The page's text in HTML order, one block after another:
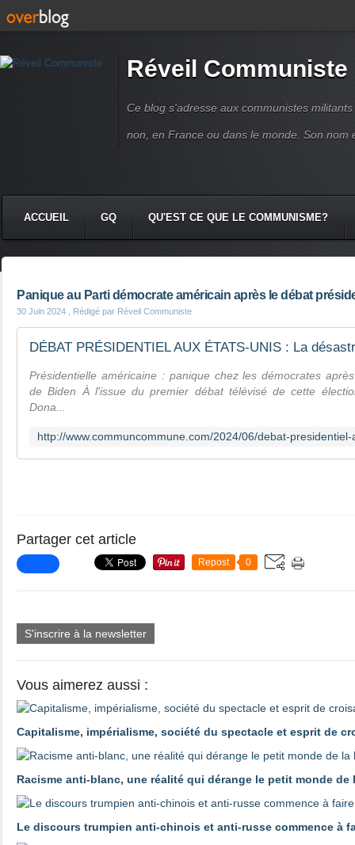
Réveil Communiste
Ce blog s'adresse aux communistes
non, en France ou dans le monde. Son nom
ACCUEIL GQ QU'EST CE QUE LE COMMUNISME?
Panique au Parti démocrate américain après le débat
30 Juin 2024 , Rédigé par Réveil Communiste
Présidentielle américaine : panique chez les démocrates
de Biden À l'issue du premier débat télévisé de cette
Dona...
Partager cet article
Repost 0
S'inscrire à la newsletter
Vous aimerez aussi :
Capitalisme, impérialisme, société du spectacle et esprit de
Racisme anti-blanc, une réalité qui dérange le petit monde
Le discours trumpien anti-chinois et anti-russe commence à